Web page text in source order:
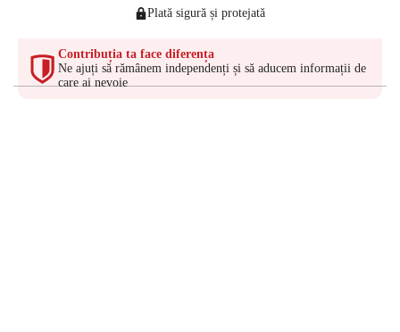
Plată sigură și protejată
Contribuția ta face diferența
Ne ajuți să rămânem independenți și să aducem informații de
care ai nevoie